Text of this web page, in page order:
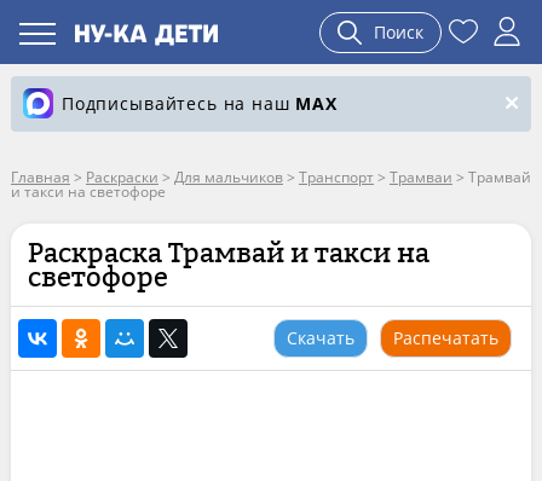
Поиск
Подписывайтесь на наш MAX
Главная > Раскраски > Для мальчиков> Транспорт> Трамваи > Трамвай
и такси на светофоре
Раскраска Трамвай и такси на
светофоре
Скачать Распечатать